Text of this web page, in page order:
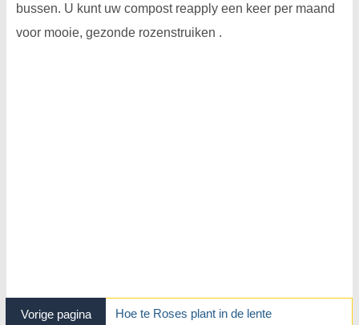
bussen. U kunt uw compost reapply een keer per maand
voor mooie, gezonde rozenstruiken .
Vorige pagina Hoe te Roses plant in de lente